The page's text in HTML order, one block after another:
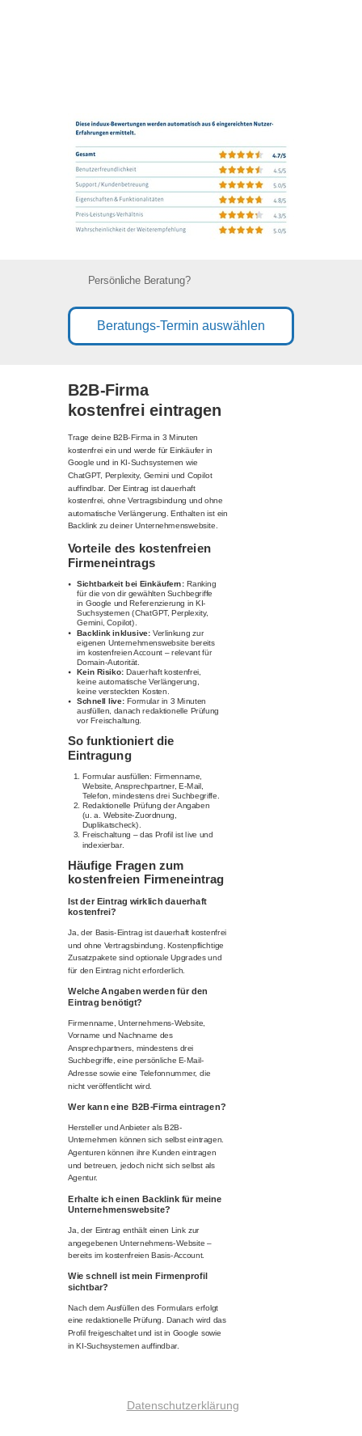
Datenschutzerklärung
Beratungs-Termin auswählen
Persönliche Beratung?
B2B-Firma
kostenfrei eintragen
Trage deine B2B-Firma in 3 Minuten
kostenfrei ein und werde für Einkäufer in
Google und in KI-Suchsystemen wie
ChatGPT, Perplexity, Gemini und Copilot
auffindbar. Der Eintrag ist dauerhaft
kostenfrei, ohne Vertragsbindung und ohne
automatische Verlängerung. Enthalten ist ein
Backlink zu deiner Unternehmenswebsite.
Vorteile des kostenfreien
Firmeneintrags
Sichtbarkeit bei Einkäufern: Ranking
für die von dir gewählten Suchbegriffe
in Google und Referenzierung in KI-
Suchsystemen (ChatGPT, Perplexity,
Gemini, Copilot).
Backlink inklusive: Verlinkung zur
eigenen Unternehmenswebsite bereits
im kostenfreien Account – relevant für
Domain-Autorität.
Kein Risiko: Dauerhaft kostenfrei,
keine automatische Verlängerung,
keine versteckten Kosten.
Schnell live: Formular in 3 Minuten
ausfüllen, danach redaktionelle Prüfung
vor Freischaltung.
So funktioniert die
Eintragung
Formular ausfüllen: Firmenname,
Website, Ansprechpartner, E-Mail,
Telefon, mindestens drei Suchbegriffe.
Redaktionelle Prüfung der Angaben
(u. a. Website-Zuordnung,
Duplikatscheck).
Freischaltung – das Profil ist live und
indexierbar.
Häufige Fragen zum
kostenfreien Firmeneintrag
Ist der Eintrag wirklich dauerhaft
kostenfrei?
Ja, der Basis-Eintrag ist dauerhaft kostenfrei
und ohne Vertragsbindung. Kostenpflichtige
Zusatzpakete sind optionale Upgrades und
für den Eintrag nicht erforderlich.
Welche Angaben werden für den
Eintrag benötigt?
Firmenname, Unternehmens-Website,
Vorname und Nachname des
Ansprechpartners, mindestens drei
Suchbegriffe, eine persönliche E-Mail-
Adresse sowie eine Telefonnummer, die
nicht veröffentlicht wird.
Wer kann eine B2B-Firma eintragen?
Hersteller und Anbieter als B2B-
Unternehmen können sich selbst eintragen.
Agenturen können ihre Kunden eintragen
und betreuen, jedoch nicht sich selbst als
Agentur.
Erhalte ich einen Backlink für meine
Unternehmenswebsite?
Ja, der Eintrag enthält einen Link zur
angegebenen Unternehmens-Website –
bereits im kostenfreien Basis-Account.
Wie schnell ist mein Firmenprofil
sichtbar?
Nach dem Ausfüllen des Formulars erfolgt
eine redaktionelle Prüfung. Danach wird das
Profil freigeschaltet und ist in Google sowie
in KI-Suchsystemen auffindbar.